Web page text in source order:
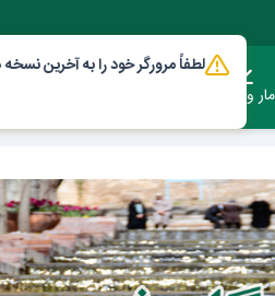
وعملکرد
لطفاً مرورگر خود را به آخرین نسخه Chrome 140 به‌روز کنید.